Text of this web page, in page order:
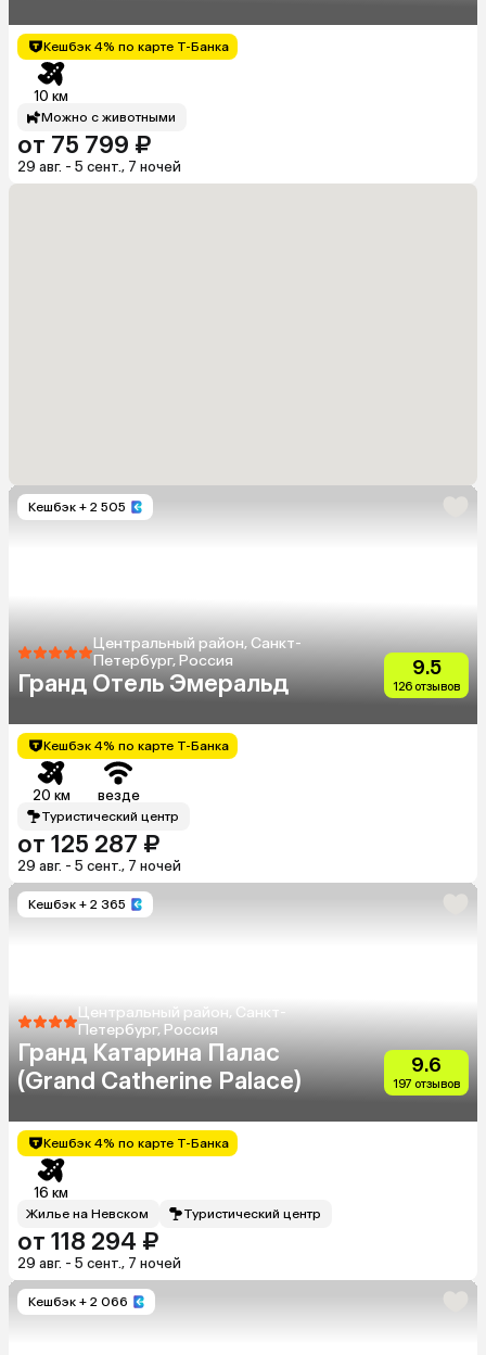
Кешбэк 4% по карте Т-Банка
10 км
Можно с животными
от 75 799 ₽
29 авг. - 5 сент., 7 ночей
Кешбэк + 2 505
Центральный район, Санкт-
Петербург, Россия
Гранд Отель Эмеральд
9.5
126 отзывов
Кешбэк 4% по карте Т-Банка
20 км везде
Туристический центр
от 125 287 ₽
29 авг. - 5 сент., 7 ночей
Кешбэк + 2 365
Центральный район, Санкт-
Петербург, Россия
Гранд Катарина Палас
(Grand Catherine Palace)
9.6
197 отзывов
Кешбэк 4% по карте Т-Банка
16 км
Жилье на Невском Туристический центр
от 118 294 ₽
29 авг. - 5 сент., 7 ночей
Кешбэк + 2 066